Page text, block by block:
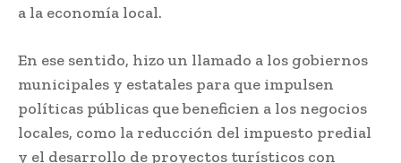
a la economía local.
En ese sentido, hizo un llamado a los gobiernos
municipales y estatales para que impulsen
políticas públicas que beneficien a los negocios
locales, como la reducción del impuesto predial
y el desarrollo de proyectos turísticos con